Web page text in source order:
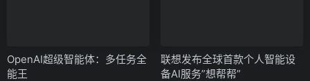
OpenAI超级智能体：多任务全
能王
联想发布全球首款个人智能设
备AI服务”想帮帮”